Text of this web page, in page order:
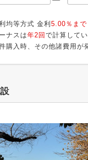
均等方式 金利 5.00％まで
ナスは年2回 で計算してい
購入時、その他諸費用が